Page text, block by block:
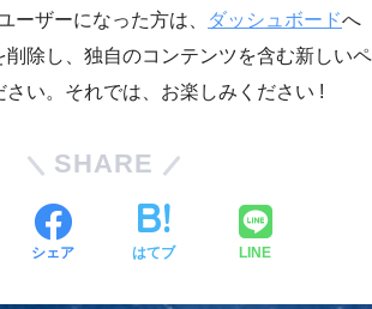
ーザーになった方は、 ダッシュボードへ
削除し、独自のコンテンツを含む新しいペ
さい。それでは、お楽しみください !
SHARE
シェア はてブ LINE